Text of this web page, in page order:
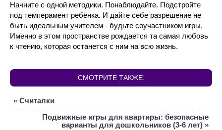
Начните с одной методики. Понаблюдайте. Подстройте
под темперамент ребёнка. И дайте себе разрешение не
быть идеальным учителем - будьте соучастником игры.
Именно в этом пространстве рождается та самая любовь
к чтению, которая останется с ним на всю жизнь.
СМОТРИТЕ ТАКЖЕ:
« Считалки
Подвижные игры для квартиры: безопасные
варианты для дошкольников (3-6 лет) »